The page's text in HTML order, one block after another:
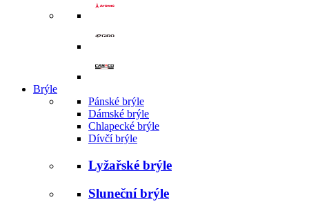
Brýle
Pánské brýle
Dámské brýle
Chlapecké brýle
Dívčí brýle
Lyžařské brýle
Sluneční brýle